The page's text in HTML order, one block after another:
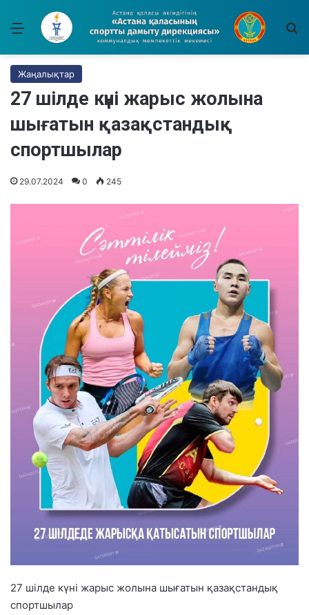
Мәзір
Жаңалықтар
27 шілде күні жарыс жолына
шығатын қазақстандық
спортшылар
29.07.2024 0 245
27 шілде күні жарыс жолына шығатын қазақстандық
спортшылар